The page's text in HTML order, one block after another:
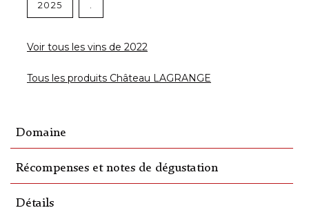
2025 .
Voir tous les vins de 2022
Tous les produits Château LAGRANGE
Domaine
Récompenses et notes de dégustation
Détails